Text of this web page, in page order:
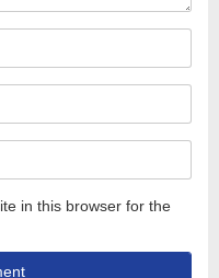
in this browser for the